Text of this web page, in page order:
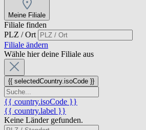
Meine Filiale
Filiale finden
PLZ / Ort
Filiale ändern
Wähle hier deine Filiale aus
{{ selectedCountry.isoCode }}
{{ country.isoCode }}
{{ country.label }}
Keine Länder gefunden.